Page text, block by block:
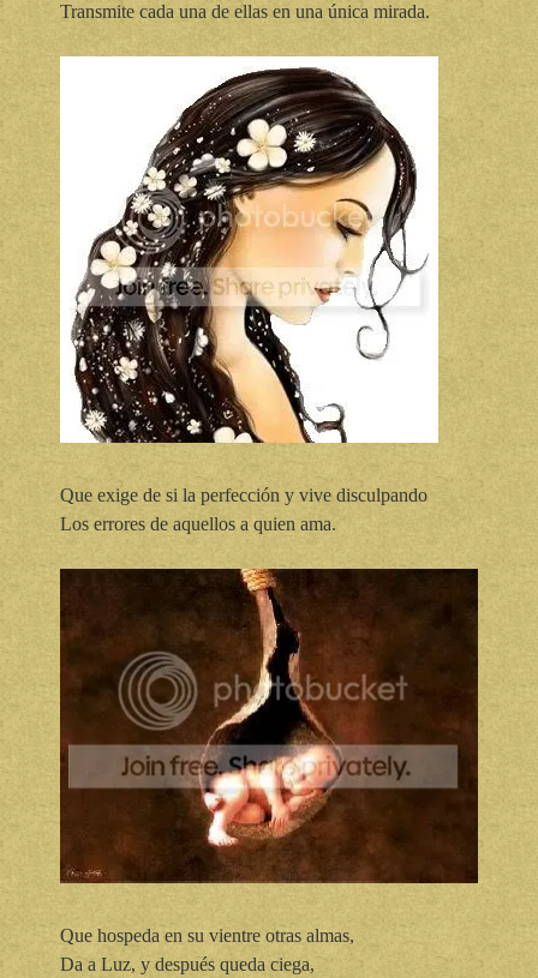
Transmite cada una de ellas en una única mirada.
Que exige de si la perfección y vive disculpando
Los errores de aquellos a quien ama.
Que hospeda en su vientre otras almas,
Da a Luz, y después queda ciega,